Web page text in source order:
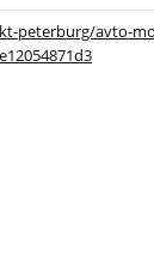
peterburg/avto-